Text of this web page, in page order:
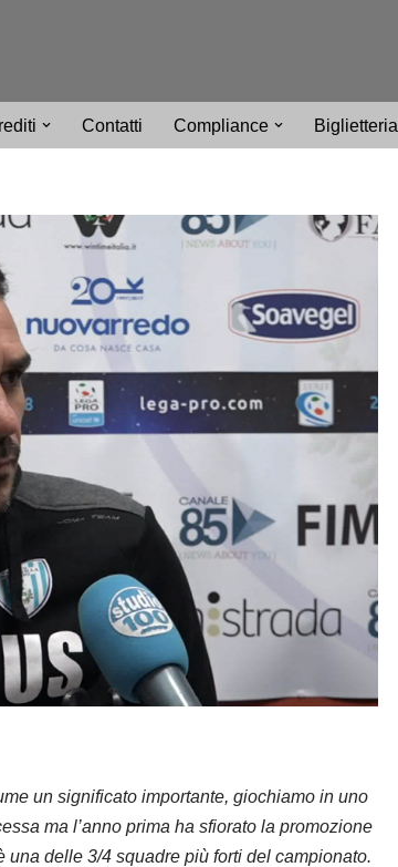
Contatti Compliance Biglietteria
un significato importante, giochiamo in uno
ma l’anno prima ha sfiorato la promozione
delle 3/4 squadre più forti del campionato.